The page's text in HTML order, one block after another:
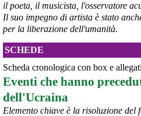
il poeta, il musicista, l'osservatore
Il suo impegno di artista è stato
per la liberazione dell'umanità.
SCHEDE
Scheda cronologica con box e allegati
Eventi che hanno
dell'Ucraina
Elemento chiave è la risoluzione del